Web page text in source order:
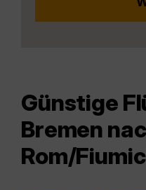
Günstige
Bremen
Rom/